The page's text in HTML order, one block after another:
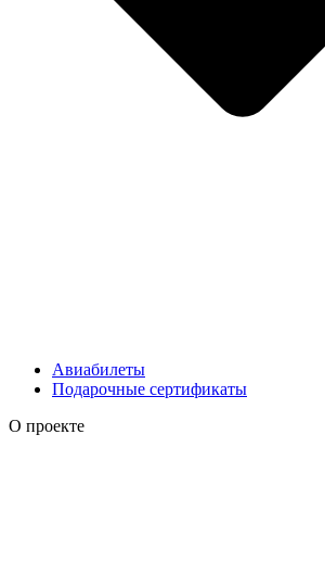
Авиабилеты
Подарочные сертификаты
О проекте